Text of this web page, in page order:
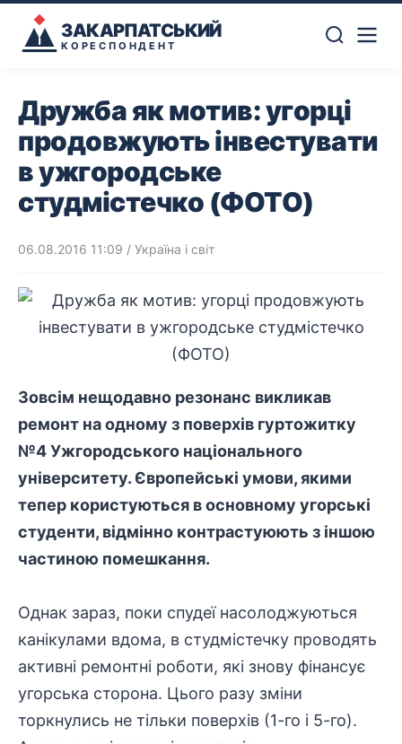
ЗАКАРПАТСЬКИЙ
КОРЕСПОНДЕНТ
Дружба як мотив: угорці
продовжують інвестувати
в ужгородське
студмістечко (ФОТО)
06.08.2016 11:09 / Україна і світ
Зовсім нещодавно резонанс викликав
ремонт на одному з поверхів гуртожитку
№4 Ужгородського національного
університету. Європейські умови, якими
тепер користуються в основному угорські
студенти, відмінно контрастуюють з іншою
частиною помешкання.
Однак зараз, поки спудеї насолоджуються
канікулами вдома, в студмістечку проводять
активні ремонтні роботи, які знову фінансує
угорська сторона. Цього разу зміни
торкнулись не тільки поверхів (1-го і 5-го).